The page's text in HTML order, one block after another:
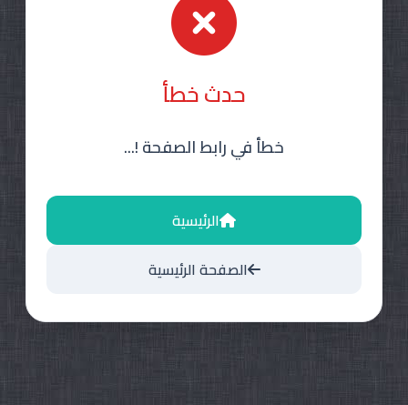
حدث خطأ
خطأ في رابط الصفحة !...
الرئيسية
الصفحة الرئيسية